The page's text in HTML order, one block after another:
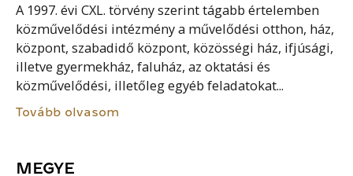
A 1997. évi CXL. törvény szerint tágabb értelemben
közművelődési intézmény a művelődési otthon, ház,
központ, szabadidő központ, közösségi ház, ifjúsági,
illetve gyermekház, faluház, az oktatási és
közművelődési, illetőleg egyéb feladatokat...
Tovább olvasom
MEGYE